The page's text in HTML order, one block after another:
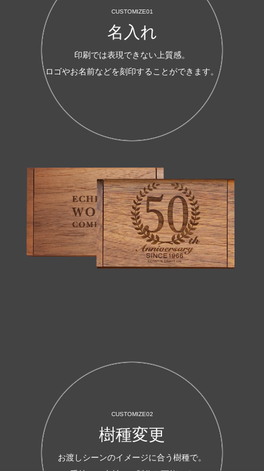
CUSTOMIZE01
名入れ
印刷では表現できない上質感。
ロゴやお名前などを刻印することができます。
CUSTOMIZE02
樹種変更
お渡しシーンのイメージに合う樹種で。